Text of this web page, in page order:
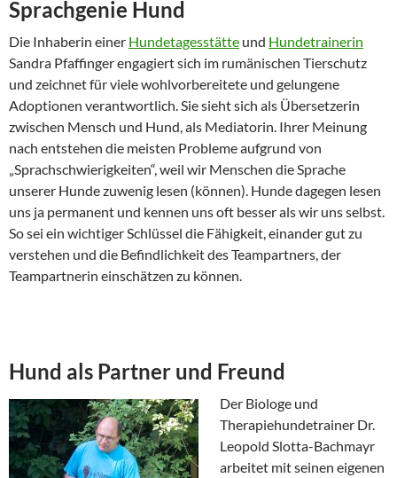
Sprachgenie Hund
Die Inhaberin einer Hundetagesstätte und Hundetrainerin
Sandra Pfaffinger engagiert sich im rumänischen Tierschutz
und zeichnet für viele wohlvorbereitete und gelungene
Adoptionen verantwortlich. Sie sieht sich als Übersetzerin
zwischen Mensch und Hund, als Mediatorin. Ihrer Meinung
nach entstehen die meisten Probleme aufgrund von
„Sprachschwierigkeiten“, weil wir Menschen die Sprache
unserer Hunde zuwenig lesen (können). Hunde dagegen lesen
uns ja permanent und kennen uns oft besser als wir uns selbst.
So sei ein wichtiger Schlüssel die Fähigkeit, einander gut zu
verstehen und die Befindlichkeit des Teampartners, der
Teampartnerin einschätzen zu können.
Hund als Partner und Freund
Der Biologe und
Therapiehundetrainer Dr.
Leopold Slotta-Bachmayr
arbeitet mit seinen eigenen